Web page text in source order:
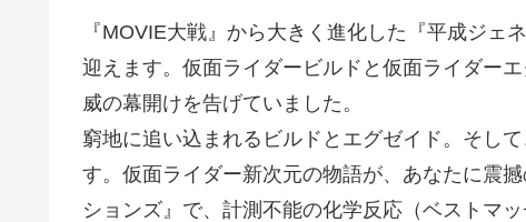
『MOVIE大戦』から大きく進化した『平成ジェ
迎えます。仮面ライダービルドと仮面ライダー
威の幕開けを告げていました。
窮地に追い込まれるビルドとエグゼイド。そし
す。仮面ライダー新次元の物語が、あなたに震
ションズ』で、計測不能の化学反応（ベストマ